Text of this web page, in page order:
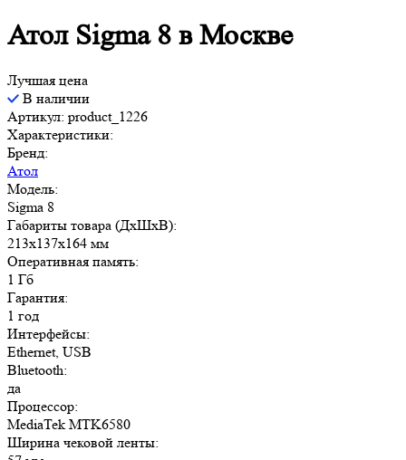
Атол Sigma 8 в Москве
Лучшая цена
В наличии
Артикул: product_1226
Характеристики:
Бренд:
Атол
Модель:
Sigma 8
Габариты товара (ДxШxВ):
213х137х164 мм
Оперативная память:
1 Гб
Гарантия:
1 год
Интерфейсы:
Ethernet, USB
Bluetooth:
да
Процессор:
MediaTek MTK6580
Ширина чековой ленты: